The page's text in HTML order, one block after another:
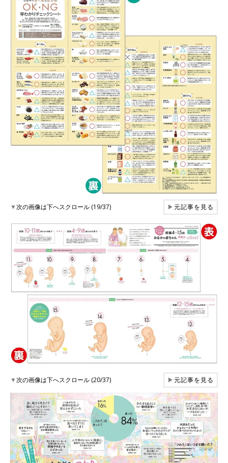
▼次の画像は下へスクロール (19/37) ▶元記事を見る
▼次の画像は下へスクロール (20/37) ▶元記事を見る